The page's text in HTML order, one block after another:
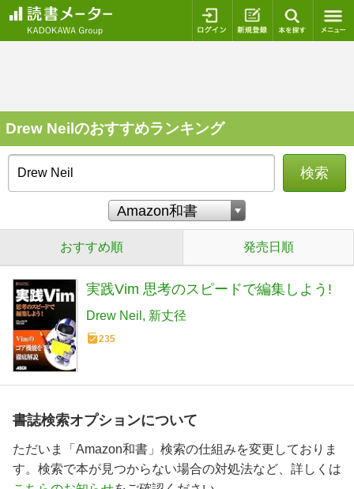
ログイン 新規登録
Drew Neilのおすすめランキング
検索
おすすめ順 発売日順
実践Vim 思考のスピードで編集しよう!
Drew Neil 新丈径
235
書誌検索オプションについて
ただいま「Amazon和書」検索の仕組みを変更しておりま
す。検索で本が見つからない場合の対処法など、詳しくは